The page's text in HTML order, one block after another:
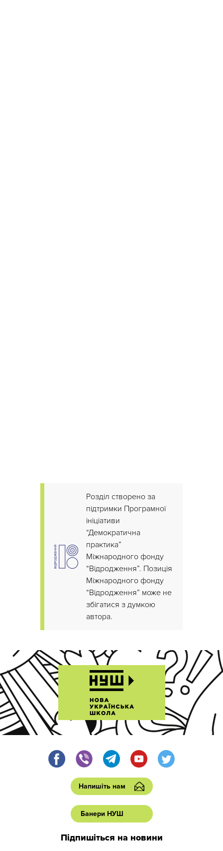
Розділ створено за
підтримки Програмної
ініціативи
“Демократична
практика”
Міжнародного фонду
“Відродження”. Позиція
Міжнародного фонду
“Відродження” може не
збігатися з думкою
автора.
Напишіть нам
Банери НУШ
Підпишіться на новини